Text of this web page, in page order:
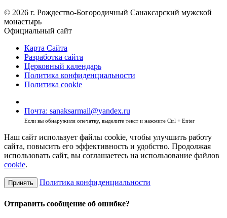
© 2026 г. Рождество-Богородичный Санаксарский мужской
монастырь
Официальный сайт
Карта Сайта
Разработка сайта
Церковный календарь
Политика конфиденциальности
Политика cookie
Почта: sanaksarmail@yandex.ru
Если вы обнаружили опечатку, выделите текст и нажмите Ctrl + Enter
Наш сайт использует файлы cookie, чтобы улучшить работу
сайта, повысить его эффективность и удобство. Продолжая
использовать сайт, вы соглашаетесь на использование файлов
cookie.
Принять Политика конфиденциальности
Отправить сообщение об ошибке?